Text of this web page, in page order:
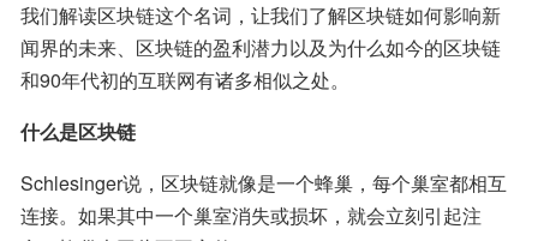
我们解读区块链这个名词，让我们了解区块链如何影响新
闻界的未来、区块链的盈利潜力以及为什么如今的区块链
和90年代初的互联网有诸多相似之处。
什么是区块链
Schlesinger说，区块链就像是一个蜂巢，每个巢室都相互
连接。如果其中一个巢室消失或损坏，就会立刻引起注